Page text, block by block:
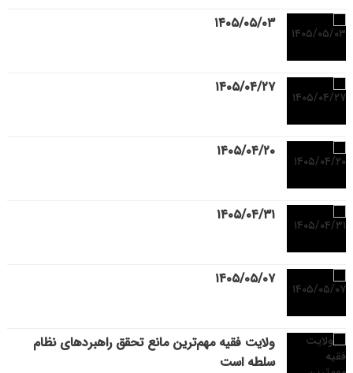
۱۴۰۵/۰۵/۰۳
۱۴۰۵/۰۴/۲۷
۱۴۰۵/۰۴/۲۰
۱۴۰۵/۰۴/۳۱
۱۴۰۵/۰۵/۰۷
ولایت فقیه مهم‌ترین مانع تحقق راهبردهای نظام
سلطه است